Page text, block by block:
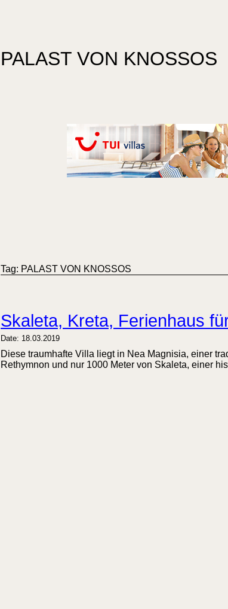
PALAST VON KNOSSOS
Tag: PALAST VON KNOSSOS
Skaleta, Kreta, Ferienhaus
Date: 18.03.2019
Diese traumhafte Villa liegt in Nea Magnisia, einer
Rethymnon und nur 1000 Meter von Skaleta, einer